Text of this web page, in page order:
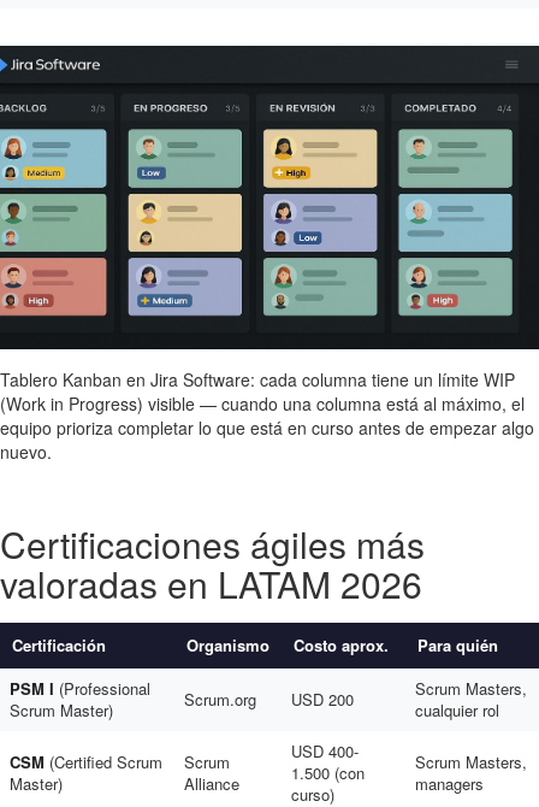
Tablero Kanban en Jira Software: cada columna tiene un límite WIP
(Work in Progress) visible — cuando una columna está al máximo, el
equipo prioriza completar lo que está en curso antes de empezar algo
nuevo.
Certificaciones ágiles más
valoradas en LATAM 2026
Certificación Organismo Costo aprox.
Para quién
PSM I (Professional
Scrum Master)
Scrum.org USD 200
Scrum Masters,
cualquier rol
CSM (Certified Scrum
Master)
Scrum
Alliance
USD 400-
1.500 (con
curso)
Scrum Masters,
managers